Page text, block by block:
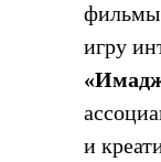
фильмы
игру
и